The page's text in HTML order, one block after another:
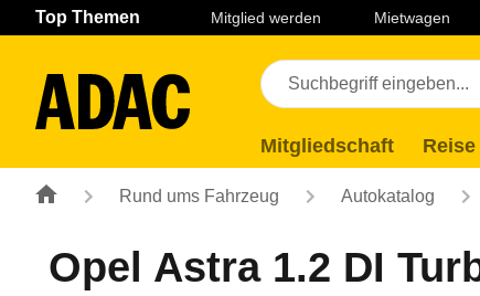
Navigation Seiteninhalt Fußzeile
Top Themen Mitglied werden Mietwagen
Mitgliedschaft
Rund ums Fahrzeug Autokatalog
Opel Astra 1.2 DI